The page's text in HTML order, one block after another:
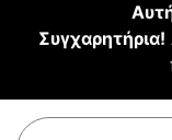
Συγχαρητήρια!